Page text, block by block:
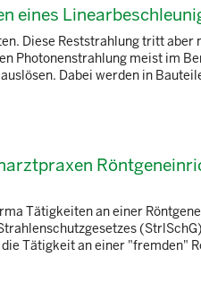
eines
Diese Reststrahlung tritt
Photonenstrahlung meist im
Dabei werden in
Tätigkeiten an einer
Tätigkeit an einer "fremden"